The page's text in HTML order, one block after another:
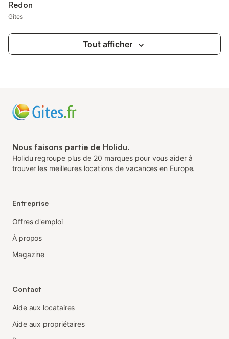
Redon
Gîtes
Tout afficher
Nous faisons partie de Holidu.
Holidu regroupe plus de 20 marques pour vous aider à
trouver les meilleures locations de vacances en Europe.
Entreprise
Offres d'emploi
À propos
Magazine
Contact
Aide aux locataires
Aide aux propriétaires